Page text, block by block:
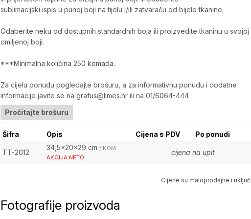
sublimacijski ispis u punoj boji na tijelu i/ili zatvaraču od bijele tkanine.
Odaberite neku od dostupnih standardnih boja ili proizvedite tkaninu u svojoj
omiljenoj boji.
***Minimalna količina 250 komada.
Za cijelu ponudu pogledajte brošuru, a za informativnu ponudu i dodatne
informacije javite se na grafus@limes.hr ili na 01/6064-444
Pročitajte brošuru
Šifra Opis Cijena s PDV Po ponudi
TT-2012
34,5x20x29 cm / KOM
AKCIJA NETO
cijena na upit
Cijene su maloprodajne i
Fotografije proizvoda